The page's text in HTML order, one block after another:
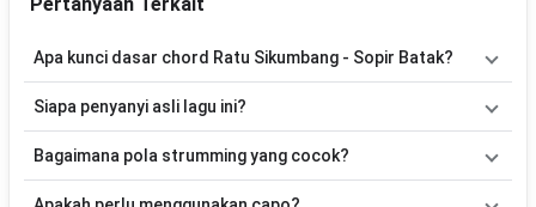
Apa kunci dasar chord Ratu Sikumbang - Sopir Batak?
chord ini telah disederhanakan sehingga lebih mudah dimainkan
Siapa penyanyi asli lagu ini?
Sikumbang. Pada halaman ini tersedia versi chord gitar yang lebih
Bagaimana pola strumming yang cocok?